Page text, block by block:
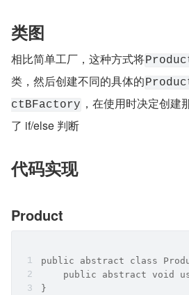
类图
相比简单工厂，这种方式将
类，然后创建不同的具体的
ctBFactory ，在使用时决定创建
了 if/else 判断
代码实现
Product
public abstract class
public abstract void
}